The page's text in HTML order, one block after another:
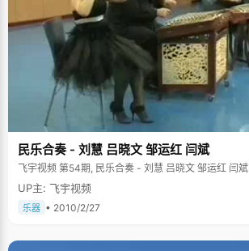
民乐合奏 - 刘慧 吕晓文 邹运红 闫斌
飞宇视频 第54期, 民乐合奏 - 刘慧 吕晓文 邹运红 闫斌
UP主: 飞宇视频
乐器 • 2010/2/27